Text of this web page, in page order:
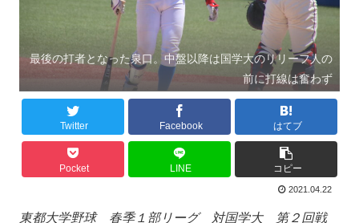
最後の打者となった泉口。中盤以降は国学大のリリーフ人の
前に打線は奮わず
Twitter Facebook はてブ
Pocket LINE コピー
2021.04.22
東都大学野球 春季１部リーグ 対国学大 第２回戦